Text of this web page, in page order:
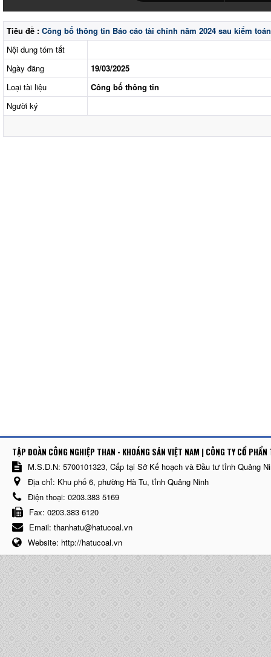
Tiêu đề : Công bố thông tin Báo cáo tài chính năm 2024 sau kiểm toán
Nội dung tóm tắt
Ngày đăng
19/03/2025
Loại tài liệu
Công bố thông tin
Người ký
TẬP ĐOÀN CÔNG NGHIỆP THAN - KHOÁNG SẢN VIỆT NAM | CÔNG TY CỔ
M.S.D.N: 5700101323, Cấp tại Sở Kế hoạch và Đầu tư tỉnh Quảng
Địa chỉ: Khu phố 6, phường Hà Tu, tỉnh Quảng Ninh
Điện thoại: 0203.383 5169
Fax: 0203.383 6120
Email: thanhatu@hatucoal.vn
Website: http://hatucoal.vn